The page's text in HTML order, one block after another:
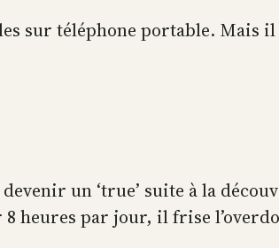
sur téléphone portable.
un ‘true’ suite à la
heures par jour, il frise